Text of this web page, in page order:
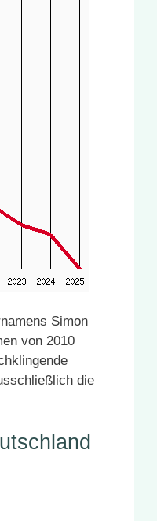
Simon
von 2010
die